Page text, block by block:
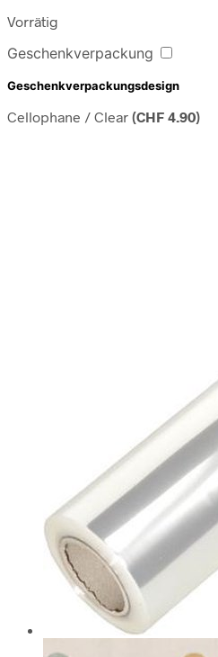
Vorrätig
Geschenkverpackung
Geschenkverpackungsdesign
Cellophane / Clear (CHF 4.90)